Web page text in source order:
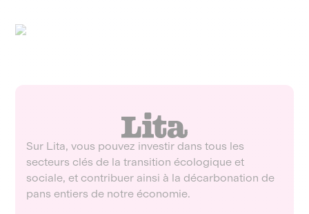
Sur Lita, vous pouvez investir dans tous les
secteurs clés de la transition écologique et
sociale, et contribuer ainsi à la décarbonation de
pans entiers de notre économie.